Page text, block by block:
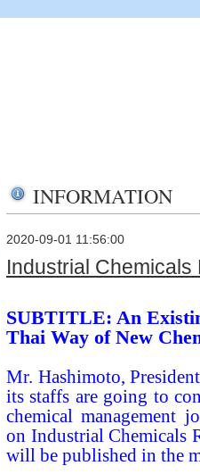
INFORMATION
2020-09-01 11:56:00
Industrial
SUBTITLE: An
Thai Way of New
Mr. Hashimoto,
its staffs are going to
chemical management
on Industrial Chemicals
will be published in the